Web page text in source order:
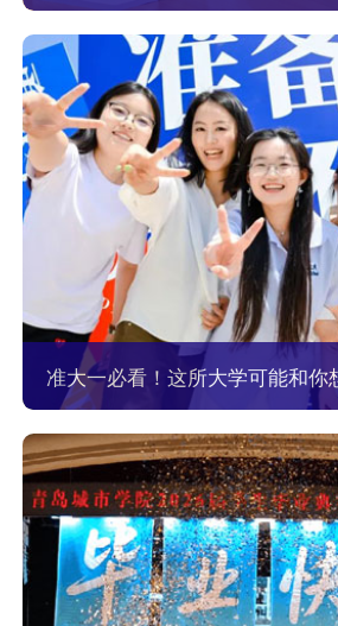
准大一必看！这所大学可能和你